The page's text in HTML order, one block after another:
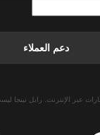
عبر الإنترنت. رايل نينجا
دعم العملاء